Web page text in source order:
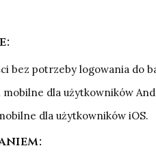
bez potrzeby logowania do
mobilne dla użytkowników
dla użytkowników iOS.